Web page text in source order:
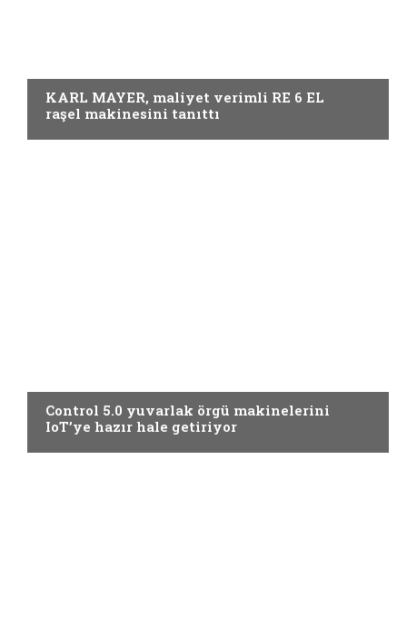
KARL MAYER, maliyet verimli RE 6 EL
raşel makinesini tanıttı
Control 5.0 yuvarlak örgü makinelerini
IoT’ye hazır hale getiriyor